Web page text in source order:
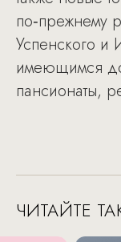
по‑прежнему
Успенского и
имеющимся
пансионаты,
ЧИТАЙТЕ